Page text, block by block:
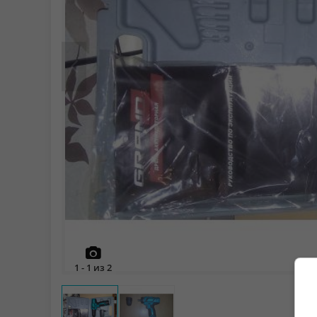
Prev
1 - 1 из 2